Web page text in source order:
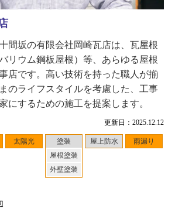
更新日：2025.12.12
太陽光
塗装
屋根塗装
外壁塗装
屋上防水 雨漏り
間坂の有限会社岡崎瓦店は、瓦屋根
リウム鋼板屋根）等、あらゆる屋根
店です。高い技術を持った職人が揃
のライフスタイルを考慮した、工事
にするための施工を提案します。